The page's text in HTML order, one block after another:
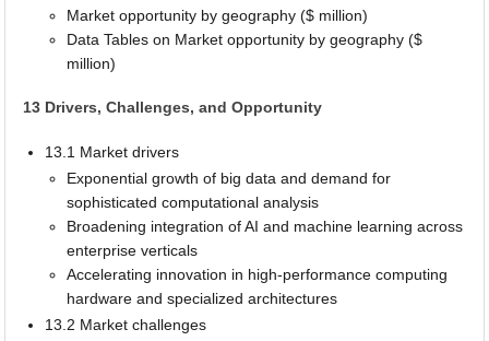
Market opportunity by geography ($ million)
Data Tables on Market opportunity by geography ($
million)
13 Drivers, Challenges, and Opportunity
13.1 Market drivers
Exponential growth of big data and demand for
sophisticated computational analysis
Broadening integration of AI and machine learning across
enterprise verticals
Accelerating innovation in high-performance computing
hardware and specialized architectures
13.2 Market challenges